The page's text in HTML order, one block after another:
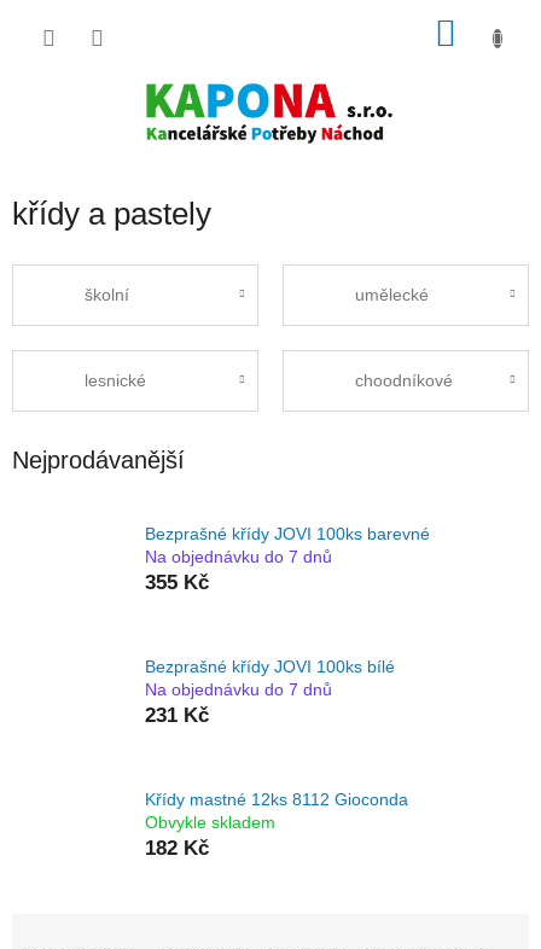
křídy a pastely
školní umělecké
lesnické choodníkové
Nejprodávanější
Bezprašné křídy JOVI 100ks barevné
Na objednávku do 7 dnů
355 Kč
Bezprašné křídy JOVI 100ks bílé
Na objednávku do 7 dnů
231 Kč
Křídy mastné 12ks 8112 Gioconda
Obvykle skladem
182 Kč